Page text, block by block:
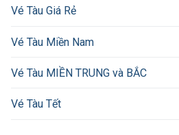
Vé Tàu Giá Rẻ
Vé Tàu Miền Nam
Vé Tàu MIỀN TRUNG và BẮC
Vé Tàu Tết